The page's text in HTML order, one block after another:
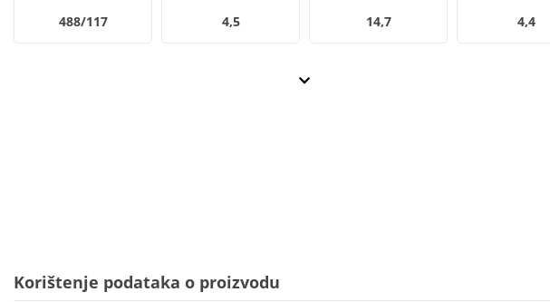
488/117 4,5 14,7 4,4
Korištenje podataka o proizvodu